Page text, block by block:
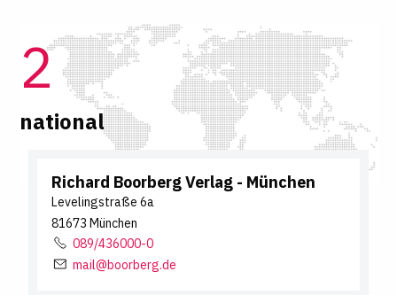
2
national
Richard Boorberg Verlag - München
Levelingstraße 6a
81673 München
089/436000-0
mail@boorberg.de